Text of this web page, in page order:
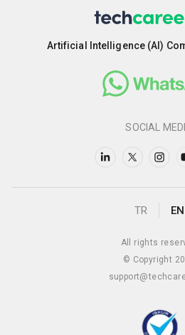
Artificial Intelligence (AI)
SOCIAL
TR EN
All rights
© Copyright